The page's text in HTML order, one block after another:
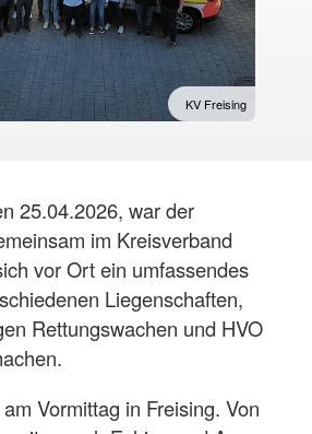
KV Freising
25.04.2026, war der
im Kreisverband
vor Ort ein umfassendes
Liegenschaften,
Rettungswachen und HVO
Vormittag in Freising. Von